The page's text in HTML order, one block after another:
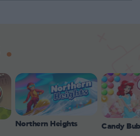
Northern Heights Candy